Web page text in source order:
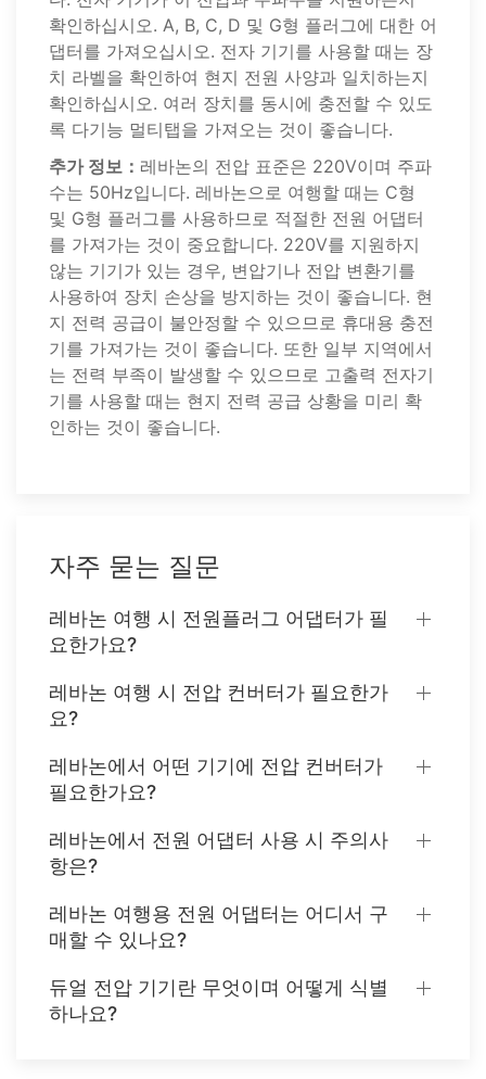
확인하십시오. A, B, C, D 및 G형 플러그에 대한 어
댑터를 가져오십시오. 전자 기기를 사용할 때는 장
치 라벨을 확인하여 현지 전원 사양과 일치하는지
확인하십시오. 여러 장치를 동시에 충전할 수 있도
록 다기능 멀티탭을 가져오는 것이 좋습니다.
추가 정보： 레바논의 전압 표준은 220V이며 주파
수는 50Hz입니다. 레바논으로 여행할 때는 C형
및 G형 플러그를 사용하므로 적절한 전원 어댑터
를 가져가는 것이 중요합니다. 220V를 지원하지
않는 기기가 있는 경우, 변압기나 전압 변환기를
사용하여 장치 손상을 방지하는 것이 좋습니다. 현
지 전력 공급이 불안정할 수 있으므로 휴대용 충전
기를 가져가는 것이 좋습니다. 또한 일부 지역에서
는 전력 부족이 발생할 수 있으므로 고출력 전자기
기를 사용할 때는 현지 전력 공급 상황을 미리 확
인하는 것이 좋습니다.
자주 묻는 질문
레바논 여행 시 전원플러그 어댑터가 필
요한가요?
레바논 여행 시 전압 컨버터가 필요한가
요?
레바논에서 어떤 기기에 전압 컨버터가
필요한가요?
레바논에서 전원 어댑터 사용 시 주의사
항은?
레바논 여행용 전원 어댑터는 어디서 구
매할 수 있나요?
듀얼 전압 기기란 무엇이며 어떻게 식별
하나요?